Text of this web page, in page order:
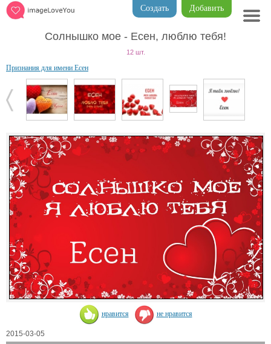
Добавить
Создать
Солнышко мое - Есен, люблю тебя!
12 шт.
Признания для имени Есен
нравится не нравится
2015-03-05